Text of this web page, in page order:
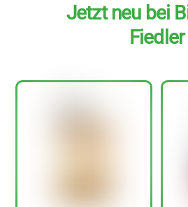
Jetzt neu bei
Fiedler